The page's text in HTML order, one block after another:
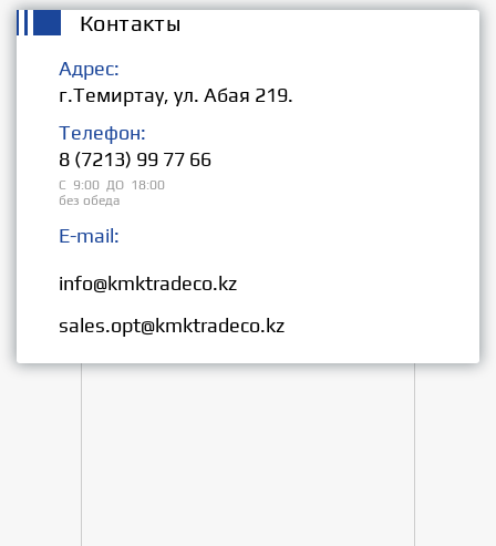
Контакты
Адрес:
г.Темиртау, ул. Абая 219.
Телефон:
8 (7213) 99 77 66
С 9:00 ДО 18:00
без обеда
E-mail:
info@kmktradeco.kz
sales.opt@kmktradeco.kz